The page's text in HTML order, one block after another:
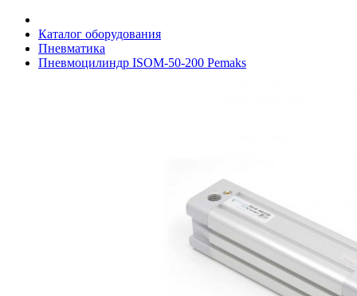
Каталог оборудования
Пневматика
Пневмоцилиндр ISOM-50-200 Pemaks